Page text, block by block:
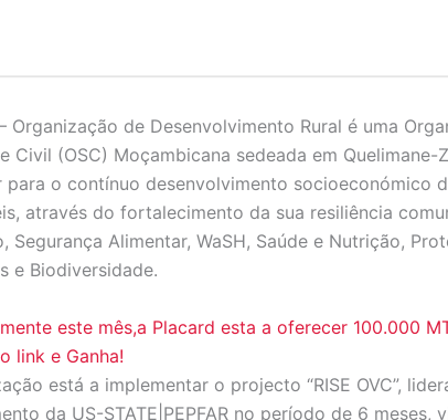
Organização de Desenvolvimento Rural é uma
Civil (OSC) Moçambicana sedeada em
para o contínuo desenvolvimento socioeconómico
através do fortalecimento da sua resiliência
Segurança Alimentar, WaSH, Saúde e Nutrição,
e Biodiversidade.
este mês,a Placard esta a oferecer 100.000
link e Ganha!
está a implementar o projecto “RISE OVC”,
da US-STATE|PEPFAR no período de 6 meses,